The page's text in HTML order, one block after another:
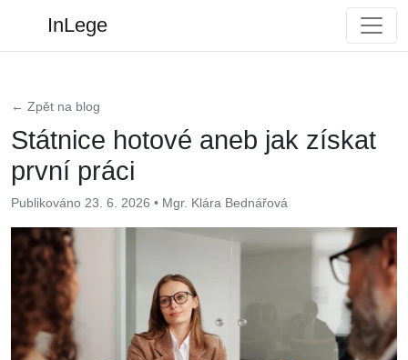
InLege
← Zpět na blog
Státnice hotové aneb jak získat
první práci
Publikováno 23. 6. 2026 • Mgr. Klára Bednářová